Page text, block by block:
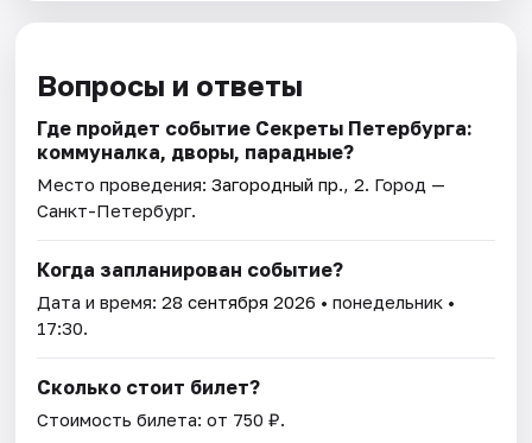
Вопросы и ответы
Где пройдет событие Секреты Петербурга:
коммуналка, дворы, парадные?
Место проведения:Загородный пр., 2. Город —
Санкт-Петербург.
Когда запланирован событие?
Дата и время:28 сентября 2026 • понедельник •
17:30.
Сколько стоит билет?
Стоимость билета: от 750 ₽.